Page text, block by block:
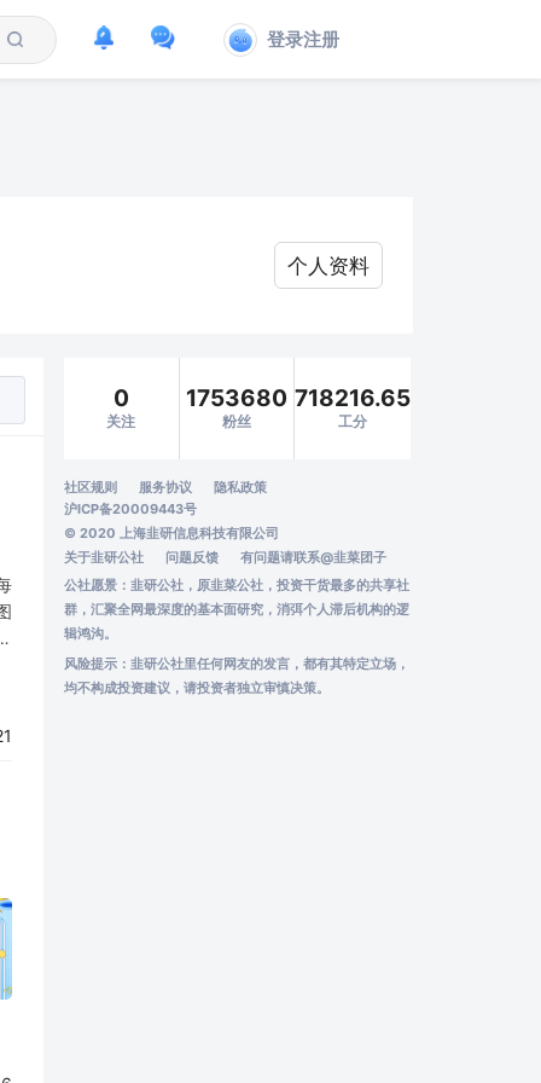
登录注册
个人资料
0
关注
1753680
粉丝
718216.65
工分
社区规则 服务协议
隐私政策
沪ICP备20009443号
© 2020 上海韭研信息科技有限公司
关于韭研公社
问题反馈 有问题请联系@韭菜团子
公社愿景：韭研公社，原韭菜公社，投资干货最多的共享社
群，汇聚全网最深度的基本面研究，消弭个人滞后机构的逻
辑鸿沟。
风险提示：韭研公社里任何网友的发言，都有其特定立场，
均不构成投资建议，请投资者独立审慎决策。